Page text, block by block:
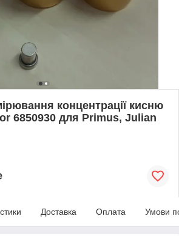
концентрації кисню
6850930 для Primus, Julian
Доставка Оплата Умови